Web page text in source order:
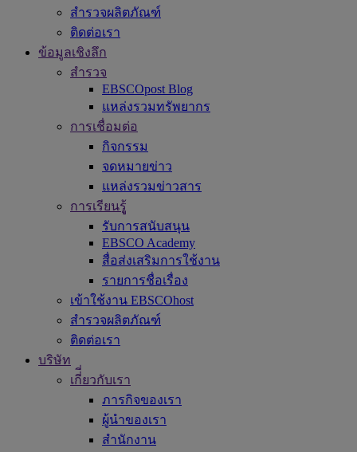
สำรวจผลิตภัณฑ์
ติดต่อเรา
ข้อมูลเชิงลึก
สำรวจ
EBSCOpost Blog
แหล่งรวมทรัพยากร
การเชื่อมต่อ
กิจกรรม
จดหมายข่าว
แหล่งรวมข่าวสาร
การเรียนรูู้
รับการสนับสนุน
EBSCO Academy
สื่อส่งเสริมการใช้งาน
รายการชื่อเรื่อง
เข้าใช้งาน EBSCOhost
สำรวจผลิตภัณฑ์
ติดต่อเรา
บริษัท
เกี่ี่ยวกับเรา
ภารกิจของเรา
ผู้นำของเรา
สำนักงาน